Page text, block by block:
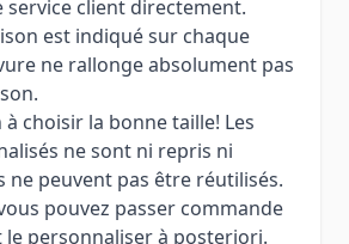
client directement.
est indiqué sur chaque
ne rallonge absolument pas
choisir la bonne taille! Les
ne sont ni repris ni
ne peuvent pas être réutilisés.
pouvez passer commande
le personnaliser à posteriori.